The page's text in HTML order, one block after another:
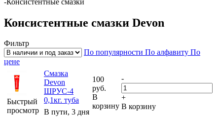
Консистентные смазки Devon
Фильтр
По популярности По алфавиту По
цене
Быстрый
просмотр
Смазка
Devon
ШРУС-4
0,1кг. туба
В пути, 3 дня
100
руб.
В
корзину
-
+
В корзину